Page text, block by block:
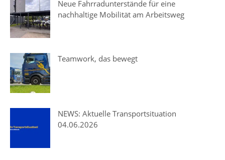
Neue Fahrradunterstände für eine
nachhaltige Mobilität am Arbeitsweg
Teamwork, das bewegt
NEWS: Aktuelle Transportsituation
04.06.2026